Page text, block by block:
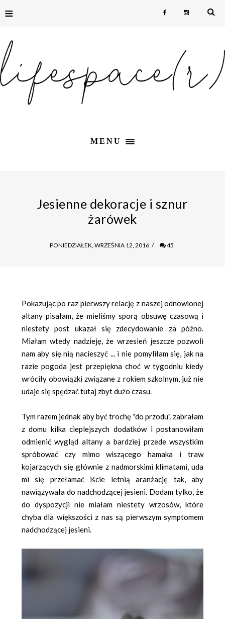
≡
MENU
Jesienne dekoracje i sznur
żarówek
PONIEDZIAŁEK, WRZEŚNIA 12, 2016 / 45
Pokazując po raz pierwszy relację z naszej odnowionej
altany pisałam, że mieliśmy sporą obsuwę czasową i
niestety post ukazał się zdecydowanie za późno.
Miałam wtedy nadzieję, że wrzesień jeszcze pozwoli
nam aby się nią nacieszyć ... i nie pomyliłam się, jak na
razie pogoda jest przepiękna choć w tygodniu kiedy
wróciły obowiązki związane z rokiem szkolnym, już nie
udaje się spędzać tutaj zbyt dużo czasu.
Tym razem jednak aby być trochę "do przodu", zabrałam
z domu kilka cieplejszych dodatków i postanowiłam
odmienić wygląd altany a bardziej przede wszystkim
spróbować czy mimo wiszącego hamaka i traw
kojarzących się głównie z nadmorskimi klimatami, uda
mi się przełamać iście letnią aranżację tak, aby
nawiązywała do nadchodzącej jesieni. Dodam tylko, że
do dyspozycji nie miałam niestety wrzosów, które
chyba dla większości z nas są pierwszym symptomem
nadchodzącej jesieni.